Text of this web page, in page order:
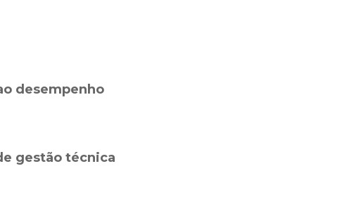
desempenho
gestão técnica